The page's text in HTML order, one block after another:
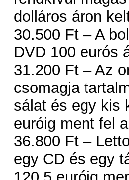
dolláros áron
30.500 Ft – A
DVD 100 eurós
31.200 Ft – Az
csomagja
sálat és egy kis
euróig ment fel
36.800 Ft –
egy CD és egy